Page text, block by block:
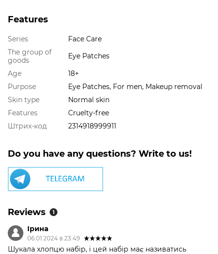
Features
Series
Face Care
The group of
goods
Eye Patches
Age
18+
Purpose
Eye Patches, For men, Makeup removal
Skin type
Normal skin
Features
Cruelty-free
Штрих-код
2314918999911
Do you have any questions? Write to us!
Reviews 1
Ірина
06.01.2024 в 23:49
Шукала хлопцю набір, і цей набір має називатись